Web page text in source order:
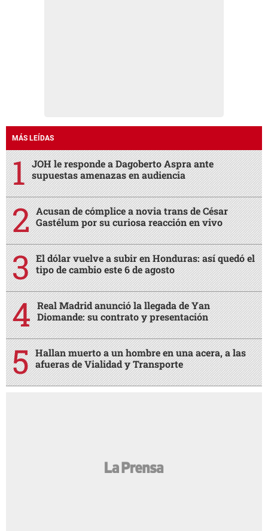
MÁS LEÍDAS
JOH le responde a Dagoberto Aspra ante
supuestas amenazas en audiencia
Acusan de cómplice a novia trans de César
Gastélum por su curiosa reacción en vivo
El dólar vuelve a subir en Honduras: así quedó el
tipo de cambio este 6 de agosto
Real Madrid anunció la llegada de Yan
Diomande: su contrato y presentación
Hallan muerto a un hombre en una acera, a las
afueras de Vialidad y Transporte